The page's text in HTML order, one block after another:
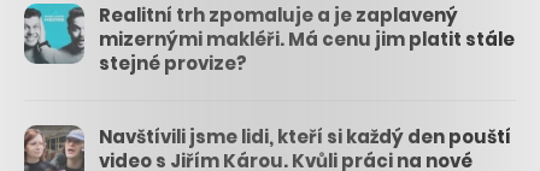
Realitní trh zpomaluje a je zaplavený
mizernými makléři. Má cenu jim platit stále
stejné provize?
Navštívili jsme lidi, kteří si každý den pouští
video s Jiřím Károu. Kvůli práci na nové